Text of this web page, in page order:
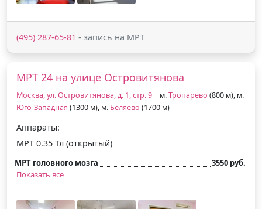
(495) 287-65-81 - запись на МРТ
МРТ 24 на улице Островитянова
Москва, ул. Островитянова, д. 1, стр. 9 | м.Тропарево (800 м), м.
Юго-Западная (1300 м), м. Беляево (1700 м)
Аппараты:
МРТ 0.35 Тл (открытый)
МРТ головного мозга
3550 руб.
Показать все